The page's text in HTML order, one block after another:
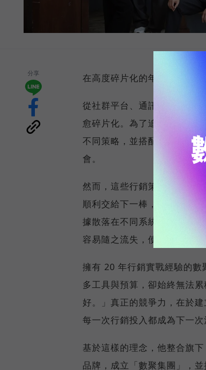
分享 在高度碎片化的年代，企業
從社群平台、通訊軟體、搜
愈碎片化。為了追求更好的
不同策略，並搭配各式各樣
會。
然而，這些行銷策略就如同
順利交給下一棒，口碑、廣
據散落在不同系統、跨部門
容易隨之流失，使企業難以
擁有 20 年行銷實戰經驗的
多工具與預算，卻始終無法
好。」真正的競爭力，在於
每一次行銷投入都成為下一
基於這樣的理念，他整合旗
品牌，成立「數聚集團」，